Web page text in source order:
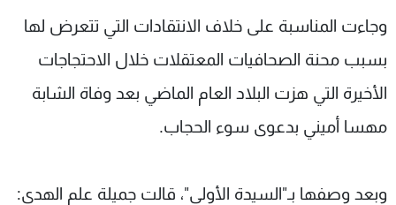
وجاءت المناسبة على خلاف الانتقادات التي تتعرض لها
بسبب محنة الصحافيات المعتقلات خلال الاحتجاجات
الأخيرة التي هزت البلاد العام الماضي بعد وفاة الشابة
مهسا أميني بدعوى سوء الحجاب.
وبعد وصفها بـ"السيدة الأولى"، قالت جميلة علم الهدى: